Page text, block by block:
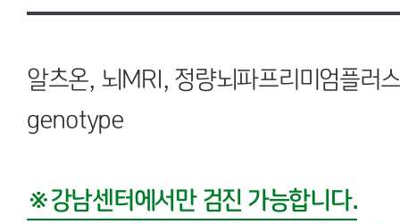
알츠온, 뇌MRI, 정량뇌파프리미엄플러
genotype
※강남센터에서만 검진 가능합니다.